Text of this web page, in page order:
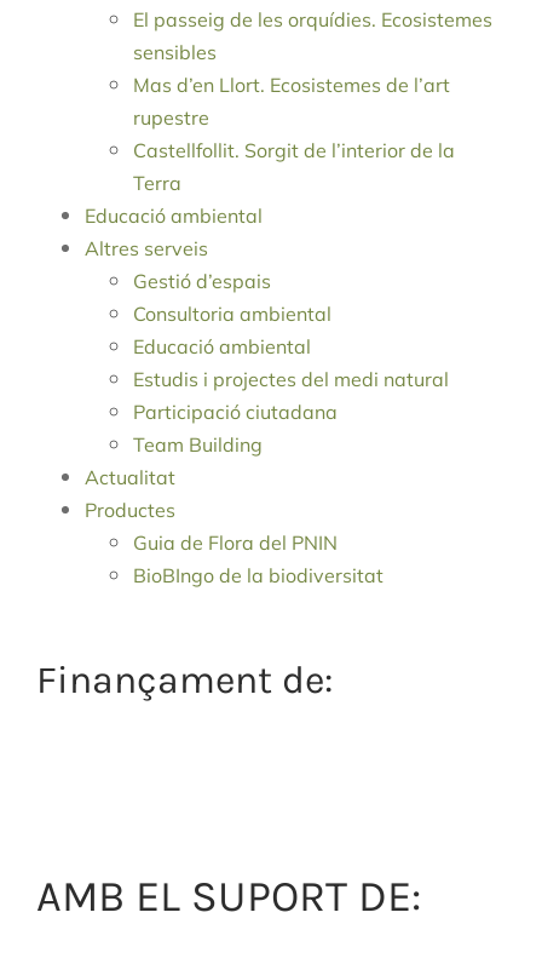
El passeig de les orquídies. Ecosistemes
sensibles
Mas d’en Llort. Ecosistemes de l’art
rupestre
Castellfollit. Sorgit de l’interior de la
Terra
Educació ambiental
Altres serveis
Gestió d’espais
Consultoria ambiental
Educació ambiental
Estudis i projectes del medi natural
Participació ciutadana
Team Building
Actualitat
Productes
Guia de Flora del PNIN
BioBIngo de la biodiversitat
Finançament de:
AMB EL SUPORT DE: